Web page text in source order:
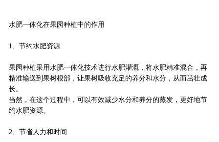
水肥一体化在果园种植中的作用
1、节约水肥资源
果园种植采用水肥一体化技术进行水肥灌溉，将水肥精准混合，再
精准输送到果树根部，让果树吸收充足的养分和水分，从而茁壮成
长。
当然，在这个过程中，可以有效减少水分和养分的蒸发，更好地节
约水肥资源。
2、节省人力和时间